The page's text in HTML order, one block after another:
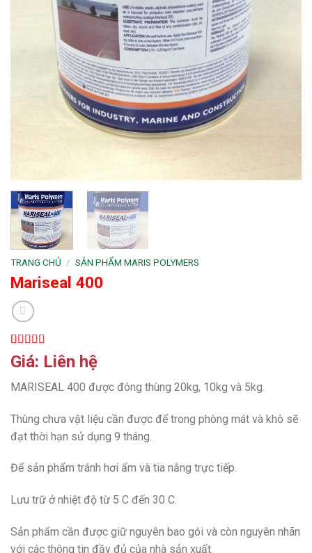
TRANG CHỦ / SẢN PHẨM MARIS POLYMERS
Mariseal 400
5.00trên 5
dựa trên
1
Giá: Liên hệ
MARISEAL 400 được đóng thùng 20kg, 10kg và 5kg.
Thùng chưa vật liệu cần được để trong phòng mát và khô sẽ
đạt thời hạn sử dụng 9 tháng.
Để sản phẩm tránh hơi ẩm và tia nắng trực tiếp.
Lưu trữ ở nhiệt độ từ 5 C đến 30 C.
Sản phẩm cần được giữ nguyên bao gói và còn nguyên nhãn
với các thông tin đầy đủ của nhà sản xuất.